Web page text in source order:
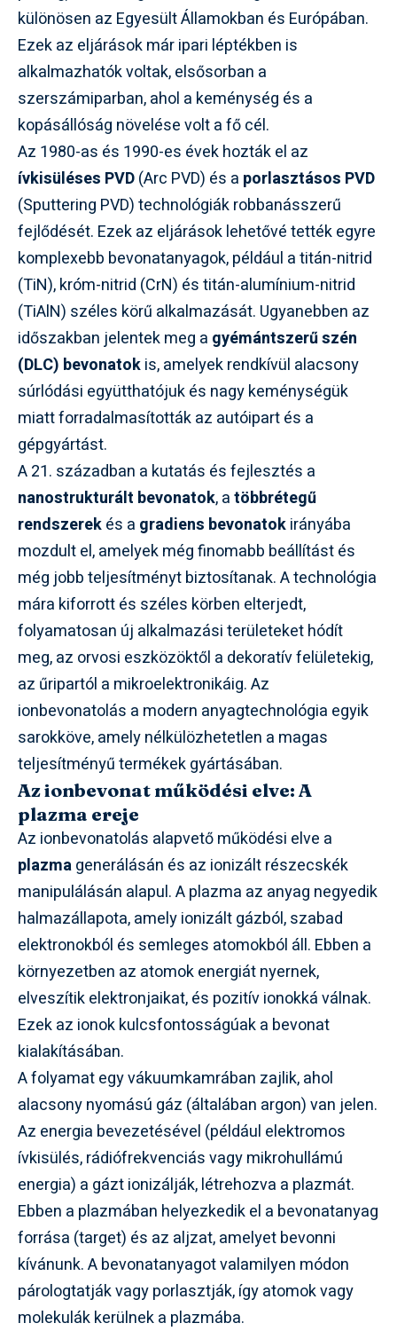
különösen az Egyesült Államokban és Európában.
Ezek az eljárások már ipari léptékben is
alkalmazhatók voltak, elsősorban a
szerszámiparban, ahol a keménység és a
kopásállóság növelése volt a fő cél.
Az 1980-as és 1990-es évek hozták el az
ívkisüléses PVD(Arc PVD) és a porlasztásos PVD
(Sputtering PVD) technológiák robbanásszerű
fejlődését. Ezek az eljárások lehetővé tették egyre
komplexebb bevonatanyagok, például a titán-nitrid
(TiN), króm-nitrid (CrN) és titán-alumínium-nitrid
(TiAlN) széles körű alkalmazását. Ugyanebben az
időszakban jelentek meg a gyémántszerű szén
(DLC) bevonatokis, amelyek rendkívül alacsony
súrlódási együtthatójuk és nagy keménységük
miatt forradalmasították az autóipart és a
gépgyártást.
A 21. században a kutatás és fejlesztés a
nanostrukturált bevonatok, atöbbrétegű
rendszerekés a gradiens bevonatokirányába
mozdult el, amelyek még finomabb beállítást és
még jobb teljesítményt biztosítanak. A technológia
mára kiforrott és széles körben elterjedt,
folyamatosan új alkalmazási területeket hódít
meg, az orvosi eszközöktől a dekoratív felületekig,
az űripartól a mikroelektronikáig. Az
ionbevonatolás a modern anyagtechnológia egyik
sarokköve, amely nélkülözhetetlen a magas
teljesítményű termékek gyártásában.
Az ionbevonat működési elve: A
plazma ereje
Az ionbevonatolás alapvető működési elve a
plazmagenerálásán és az ionizált részecskék
manipulálásán alapul. A plazma az anyag negyedik
halmazállapota, amely ionizált gázból, szabad
elektronokból és semleges atomokból áll. Ebben a
környezetben az atomok energiát nyernek,
elveszítik elektronjaikat, és pozitív ionokká válnak.
Ezek az ionok kulcsfontosságúak a bevonat
kialakításában.
A folyamat egy vákuumkamrában zajlik, ahol
alacsony nyomású gáz (általában argon) van jelen.
Az energia bevezetésével (például elektromos
ívkisülés, rádiófrekvenciás vagy mikrohullámú
energia) a gázt ionizálják, létrehozva a plazmát.
Ebben a plazmában helyezkedik el a bevonatanyag
forrása (target) és az aljzat, amelyet bevonni
kívánunk. A bevonatanyagot valamilyen módon
párologtatják vagy porlasztják, így atomok vagy
molekulák kerülnek a plazmába.